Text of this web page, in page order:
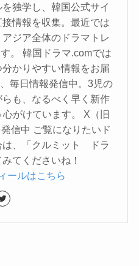
独学し、韓国公式サイ
情報を収集。最近では
ジア全体のドラマトレ
。 韓国ドラマ.comでは
かりやすい情報をお届
毎日情報発信中。3児の
も、なるべく早く新作
がけています。 X（旧
信中 ご覧になりたいド
は、「クルミット ドラ
てくださいね！
ールはこちら